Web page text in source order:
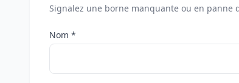
Signalez une borne manquante ou en panne
Nom *